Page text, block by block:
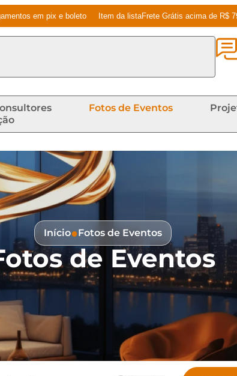
em pix e boleto Item da listaFrete Grátis acima de R$
Fotos de Eventos
Início●Fotos de Eventos
de Eventos